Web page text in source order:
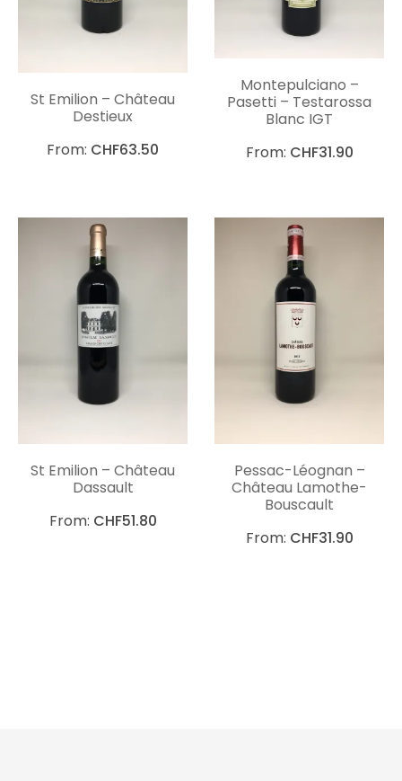
St Emilion – Château
Destieux
From: CHF63.50
Montepulciano –
Pasetti – Testarossa
Blanc IGT
From: CHF31.90
St Emilion – Château
Dassault
From: CHF51.80
Pessac-Léognan –
Château Lamothe-
Bouscault
From: CHF31.90